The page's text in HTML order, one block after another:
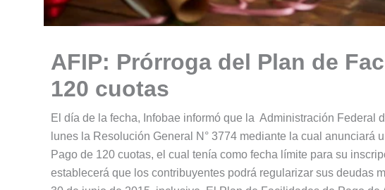
AFIP: Prórroga del Plan de
120 cuotas
El día de la fecha, Infobae informó que la Administración Federal
lunes la Resolución General N° 3774 mediante la cual anunciará
Pago de 120 cuotas, el cual tenía como fecha límite para su
establecerá que los contribuyentes podrá regularizar sus deudas